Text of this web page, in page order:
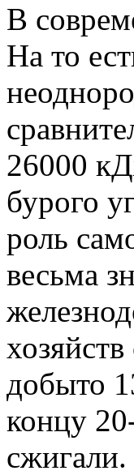
В
На то
26000
бурого
роль
весьма
добыто
концу
сжигали.